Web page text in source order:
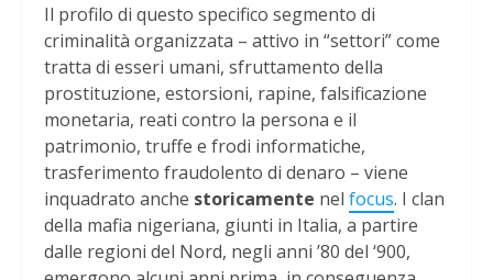
Il profilo di questo specifico segmento di
criminalità organizzata – attivo in “settori” come
tratta di esseri umani, sfruttamento della
prostituzione, estorsioni, rapine, falsificazione
monetaria, reati contro la persona e il
patrimonio, truffe e frodi informatiche,
trasferimento fraudolento di denaro – viene
inquadrato anche storicamente nel focus. I clan
della mafia nigeriana, giunti in Italia, a partire
dalle regioni del Nord, negli anni ’80 del ‘900,